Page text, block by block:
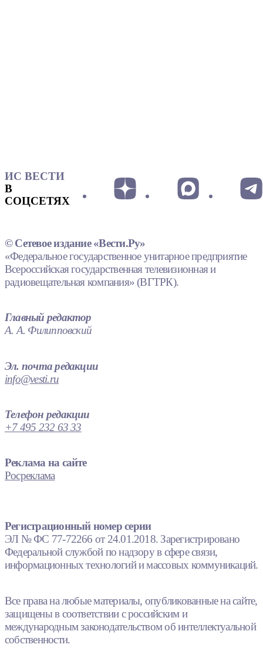
ИС ВЕСТИ
В
СОЦСЕТЯХ
© Сетевое издание «Вести.Ру»
«Федеральное государственное унитарное предприятие
Всероссийская государственная телевизионная и
радиовещательная компания» (ВГТРК).
Главный редактор
А. А. Филипповский
Эл. почта редакции
info@vesti.ru
Телефон редакции
+7 495 232 63 33
Реклама на сайте
Росреклама
Регистрационный номер серии
ЭЛ № ФС 77-72266 от 24.01.2018. Зарегистрировано
Федеральной службой по надзору в сфере связи,
информационных технологий и массовых коммуникаций.
Все права на любые материалы, опубликованные на сайте,
защищены в соответствии с российским и
международным законодательством об интеллектуальной
собственности.